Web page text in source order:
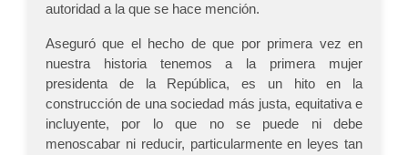
autoridad a la que se hace mención.
Aseguró que el hecho de que por primera vez en
nuestra historia tenemos a la primera mujer
presidenta de la República, es un hito en la
construcción de una sociedad más justa, equitativa e
incluyente, por lo que no se puede ni debe
menoscabar ni reducir, particularmente en leyes tan